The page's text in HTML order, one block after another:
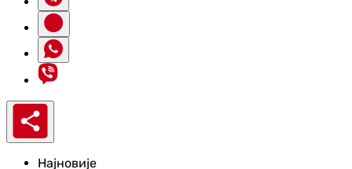
Најновије